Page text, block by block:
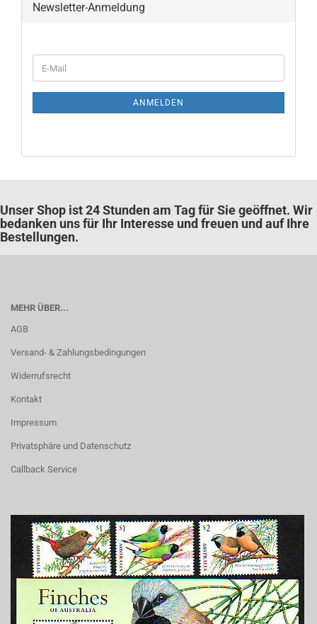
Newsletter-Anmeldung
ZUR
E-
Mail
ANMELDEN
Unser Shop ist 24 Stunden am Tag für Sie geöffnet. Wir
bedanken uns für Ihr Interesse und freuen und auf Ihre
Bestellungen.
MEHR ÜBER...
AGB
Versand- & Zahlungsbedingungen
Widerrufsrecht
Kontakt
Impressum
Privatsphäre und Datenschutz
Callback Service